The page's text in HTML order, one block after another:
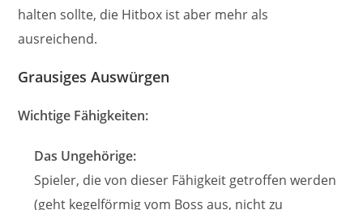
halten sollte, die Hitbox ist aber mehr als
ausreichend.
Grausiges Auswürgen
Wichtige Fähigkeiten:
Das Ungehörige:
Spieler, die von dieser Fähigkeit getroffen werden
(geht kegelförmig vom Boss aus, nicht zu